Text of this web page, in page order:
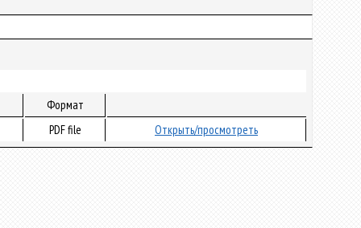
Формат
PDF file Открыть/просмотреть